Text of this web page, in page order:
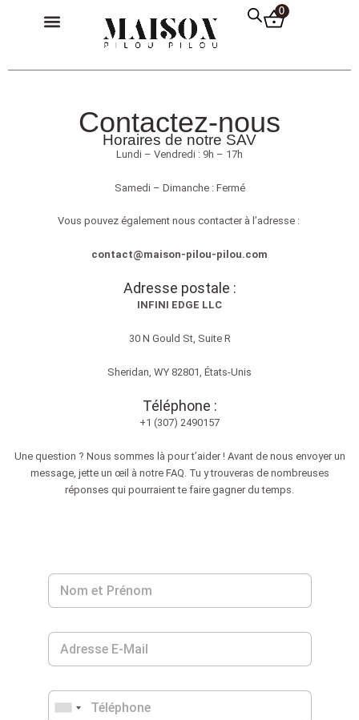
Menu 0
Contactez-nous
Horaires de notre SAV
Lundi – Vendredi : 9h – 17h
Samedi – Dimanche : Fermé
Vous pouvez également nous contacter à l’adresse :
contact@maison-pilou-pilou.com
Adresse postale :
INFINI EDGE LLC
30 N Gould St, Suite R
Sheridan, WY 82801, États-Unis
Téléphone :
+1 (307) 2490157
Une question ? Nous sommes là pour t’aider ! Avant de nous envoyer un
message, jette un œil à notre FAQ. Tu y trouveras de nombreuses
réponses qui pourraient te faire gagner du temps.